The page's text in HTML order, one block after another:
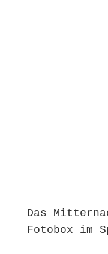
Das
Fotobox im